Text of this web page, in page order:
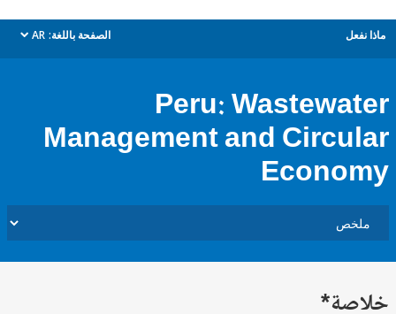
الصفحة باللغة: AR
dropdown
Peru:
Management and